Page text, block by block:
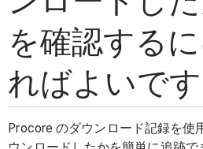
を確認する
ればよいで
Procore のダウンロード記録を使